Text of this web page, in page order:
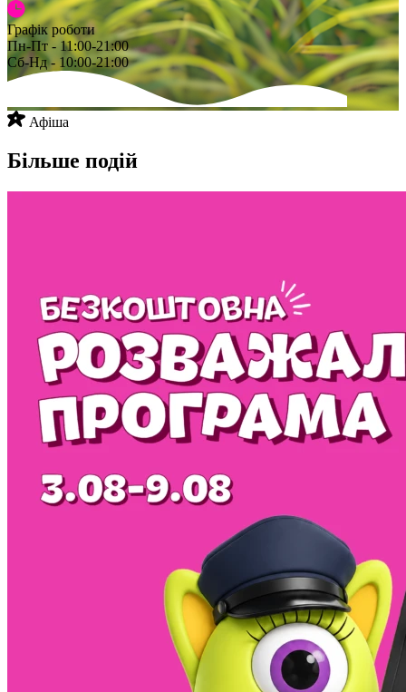
Графік роботи
Пн-Пт - 11:00-21:00
Сб-Нд - 10:00-21:00
Афіша
Більше подій